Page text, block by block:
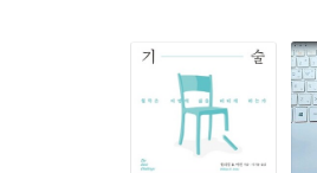
상황이 그렇게 나쁘지
가령 세네카는 “좌절
알게 됨으로써 참된